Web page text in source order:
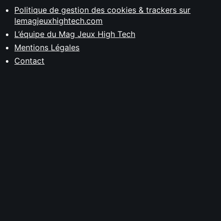
Politique de gestion des cookies & trackers sur
lemagjeuxhightech.com
L’équipe du Mag Jeux High Tech
Mentions Légales
Contact